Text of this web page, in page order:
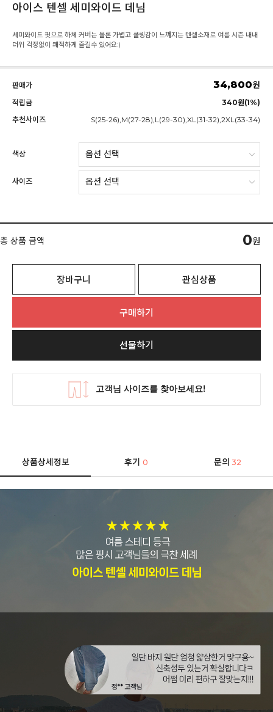
아이스 텐셀 세미와이드 데님
세미와이드 핏으로 하체 커버는 물론 가볍고 쿨링감이 느껴지는 텐셀소재로 여름 시즌 내내
더위 걱정없이 쾌적하게 즐길수 있어요:)
판매가 34,800원
적립금
340원(1%)
추천사이즈
S(25-26),M(27-28),L(29-30),XL(31-32),2XL(33-34)
색상
사이즈
총 상품 금액 0원
장바구니 관심상품
구매하기
선물하기
상품상세정보 후기0 문의 32